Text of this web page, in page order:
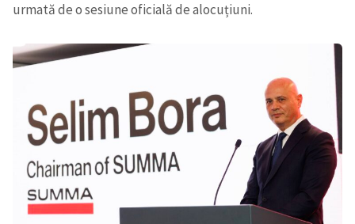
urmată de o sesiune oficială de alocuțiuni.